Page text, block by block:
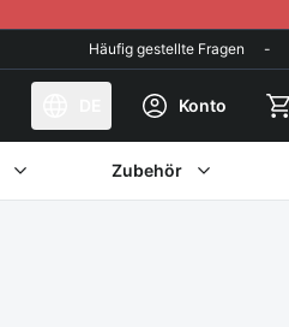
Häufig gestellte Fragen -
Konto
Zubehör